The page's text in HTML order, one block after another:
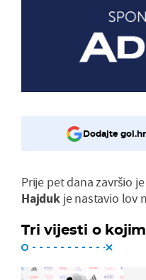
Dodajte
Prije pet dana završio
Hajdukje nastavio lov
Tri vijesti o